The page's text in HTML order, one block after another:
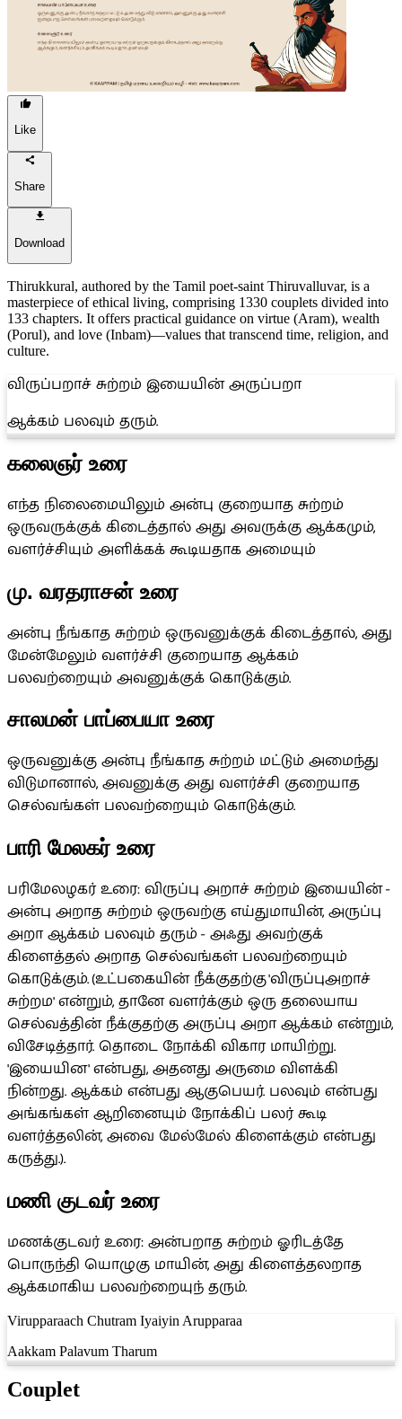
Like
Share
Download
Thirukkural, authored by the Tamil poet-saint Thiruvalluvar, is a
masterpiece of ethical living, comprising 1330 couplets divided into
133 chapters. It offers practical guidance on virtue (Aram), wealth
(Porul), and love (Inbam)—values that transcend time, religion, and
culture.
விருப்பறாச் சுற்றம் இயையின் அருப்பறா
ஆக்கம் பலவும் தரும்.
கலைஞர் உரை
எந்த நிலைமையிலும் அன்பு குறையாத சுற்றம்
ஒருவருக்குக் கிடைத்தால் அது அவருக்கு ஆக்கமும்,
வளர்ச்சியும் அளிக்கக் கூடியதாக அமையும்
மு. வரதராசன் உரை
அன்பு நீங்காத சுற்றம் ஒருவனுக்குக் கிடைத்தால், அது
மேன்மேலும் வளர்ச்சி குறையாத ஆக்கம்
பலவற்றையும் அவனுக்குக் கொடுக்கும்.
சாலமன் பாப்பையா உரை
ஒருவனுக்கு அன்பு நீங்காத சுற்றம் மட்டும் அமைந்து
விடுமானால், அவனுக்கு அது வளர்ச்சி குறையாத
செல்வங்கள் பலவற்றையும் கொடுக்கும்.
பாரி மேலகர் உரை
பரிமேலழகர் உரை: விருப்பு அறாச் சுற்றம் இயையின் -
அன்பு அறாத சுற்றம் ஒருவற்கு எய்துமாயின், அருப்பு
அறா ஆக்கம் பலவும் தரும் - அஃது அவற்குக்
கிளைத்தல் அறாத செல்வங்கள் பலவற்றையும்
கொடுக்கும். (உட்பகையின் நீக்குதற்கு 'விருப்புஅறாச்
சுற்றம' என்றும், தானே வளர்க்கும் ஒரு தலையாய
செல்வத்தின் நீக்குதற்கு அருப்பு அறா ஆக்கம் என்றும்,
விசேடித்தார். தொடை நோக்கி விகார மாயிற்று.
'இயையின' என்பது, அதனது அருமை விளக்கி
நின்றது. ஆக்கம் என்பது ஆகுபெயர். பலவும் என்பது
அங்கங்கள் ஆறினையும் நோக்கிப் பலர் கூடி
வளர்த்தலின், அவை மேல்மேல் கிளைக்கும் என்பது
கருத்து.).
மணி குடவர் உரை
மணக்குடவர் உரை: அன்பறாத சுற்றம் ஓரிடத்தே
பொருந்தி யொழுகு மாயின், அது கிளைத்தலறாத
ஆக்கமாகிய பலவற்றையுந் தரும்.
Virupparaach Chutram Iyaiyin Arupparaa
Aakkam Palavum Tharum
Couplet